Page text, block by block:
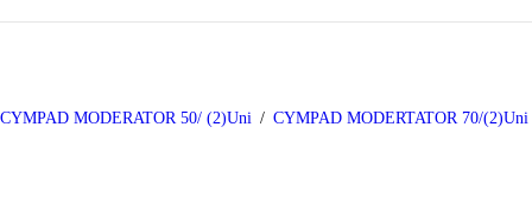
CYMPAD MODERATOR 50/ (2)Uni CYMPAD MODERTATOR 70/(2)Uni